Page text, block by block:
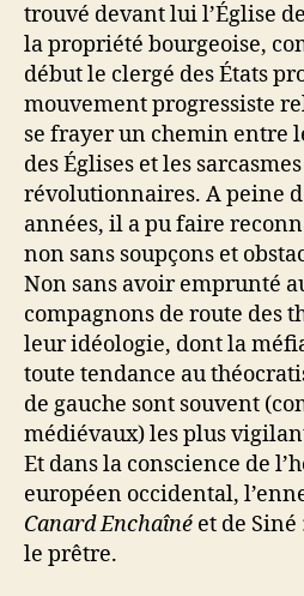
trouvé devant lui l’Église
la propriété bourgeoise,
début le clergé des États
mouvement progressiste
se frayer un chemin entre
des Églises et les
révolutionnaires. A peine
années, il a pu faire
non sans soupçons et
Non sans avoir emprunté
compagnons de route des
leur idéologie, dont la
toute tendance au
de gauche sont souvent
médiévaux) les plus
Et dans la conscience de
européen occidental,
Canard Enchaîné et de
le prêtre.